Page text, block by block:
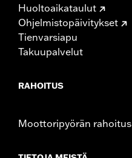
Huoltoaikataulut
Ohjelmistopäivitykset
Tienvarsiapu
Takuupalvelut
RAHOITUS
Moottoripyörän rahoitus